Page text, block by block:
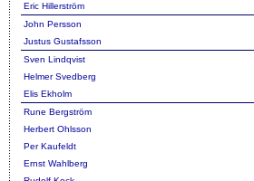
Eric Hillerström
John Persson
Justus Gustafsson
Sven Lindqvist
Helmer Svedberg
Elis Ekholm
Rune Bergström
Herbert Ohlsson
Per Kaufeldt
Ernst Wahlberg